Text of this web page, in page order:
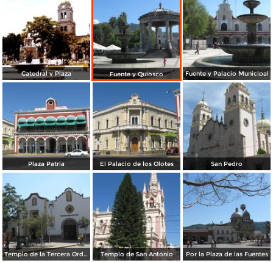
Catedral y Plaza Fuente y Quiosco Fuente y Palacio Municipal
Plaza Patria El Palacio de los Olotes San Pedro
Templo de la Tercera Orden Templo de San Antonio Por la Plaza de las Fuentes